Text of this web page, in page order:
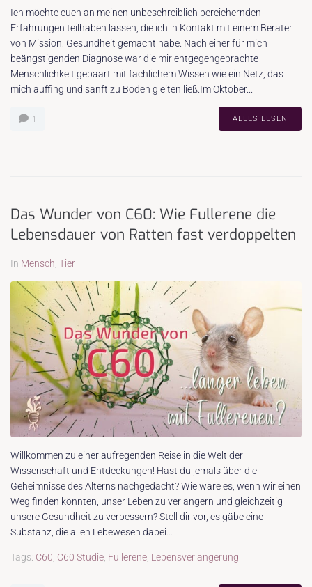
Ich möchte euch an meinen unbeschreiblich bereichernden
Erfahrungen teilhaben lassen, die ich in Kontakt mit einem Berater
von Mission: Gesundheit gemacht habe. Nach einer für mich
beängstigenden Diagnose war die mir entgegengebrachte
Menschlichkeit gepaart mit fachlichem Wissen wie ein Netz, das
mich auffing und sanft zu Boden gleiten ließ.Im Oktober...
1 ALLES LESEN
Das Wunder von C60: Wie Fullerene die
Lebensdauer von Ratten fast verdoppelten
In Mensch Tier
Willkommen zu einer aufregenden Reise in die Welt der
Wissenschaft und Entdeckungen! Hast du jemals über die
Geheimnisse des Alterns nachgedacht? Wie wäre es, wenn wir einen
Weg finden könnten, unser Leben zu verlängern und gleichzeitig
unsere Gesundheit zu verbessern? Stell dir vor, es gäbe eine
Substanz, die allen Lebewesen dabei...
Tags: C60, C60 Studie, Fullerene, Lebensverlängerung